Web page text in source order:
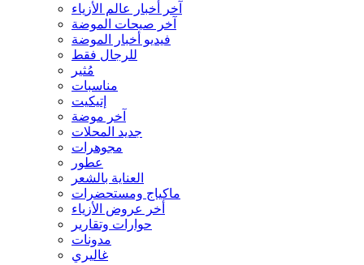
آخر أخبار عالم الأزياء
آخر صيحات الموضة
فيديو أخبار الموضة
للرجال فقط
مُثير
مناسبات
إتيكيت
آخر موضة
جديد المحلات
مجوهرات
عطور
العناية بالشعر
ماكياج ومستحضرات
أخر عروض الأزياء
حوارات وتقارير
مدونات
غاليري